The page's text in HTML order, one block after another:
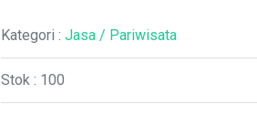
Kategori : Jasa / Pariwisata
Stok : 100